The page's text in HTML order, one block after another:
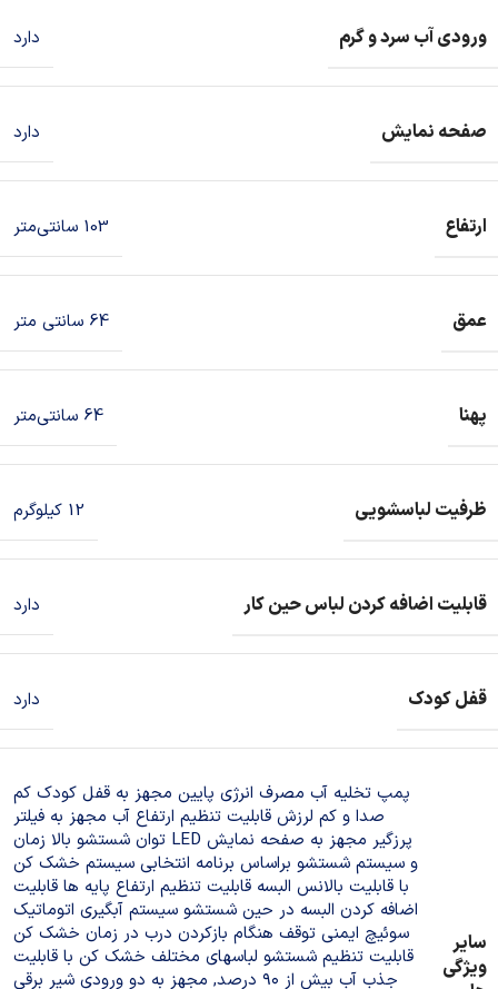
ورودی آب سرد و گرم دارد
صفحه نمایش دارد
ارتفاع 103 سانتی‌متر
عمق 64 سانتی متر
پهنا 64 سانتی‌متر
ظرفیت لباسشویی 12 کیلوگرم
قابلیت اضافه کردن لباس حین کار دارد
قفل کودک دارد
سایر
ویژگی
پمپ تخلیه آب مصرف انرژی پایین مجهز به قفل کودک کم
صدا و کم لرزش قابلیت تنظیم ارتفاع آب مجهز به فیلتر
پرزگیر مجهز به صفحه نمایش LED توان شستشو بالا زمان
و سیستم شستشو براساس برنامه انتخابی سیستم خشک کن
با قابلیت بالانس البسه قابلیت تنظیم ارتفاع پایه ها قابلیت
اضافه کردن البسه در حین شستشو سیستم آبگیری اتوماتیک
سوئیچ ایمنی توقف هنگام بازکردن درب در زمان خشک کن
قابلیت تنظیم شستشو لباسهای مختلف خشک کن با قابلیت
جذب آب بیش از ۹۰ درصد
, مجهز به دو ورودی شیر برقی